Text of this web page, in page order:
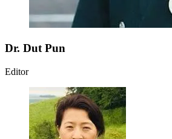
Dr. Dut Pun
Editor